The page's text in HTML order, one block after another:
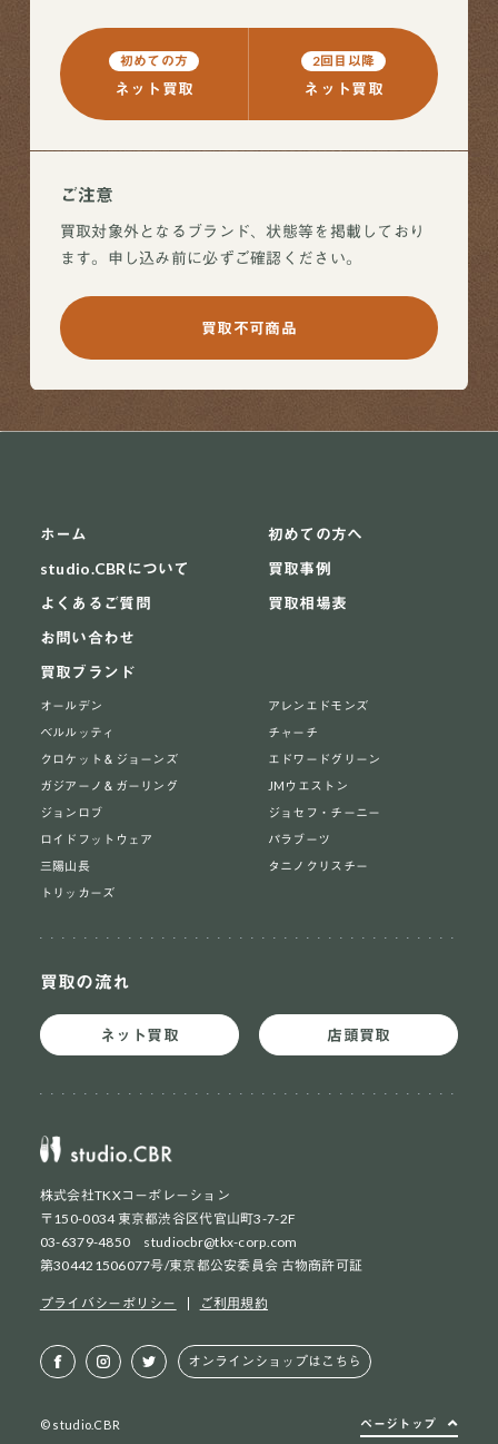
ネット買取 初めての方
初めての方
ネット買取
2回目以降
ネット買取
ご注意
買取対象外となるブランド、状態等を掲載しており
ます。申し込み前に必ずご確認ください。
買取不可商品
ホーム
studio.CBRについて
よくあるご質問
お問い合わせ
初めての方へ
買取事例
買取相場表
買取ブランド
オールデン
アレンエドモンズ
ベルルッティ
チャーチ
クロケット＆ジョーンズ
エドワードグリーン
ガジアーノ＆ガーリング
JMウエストン
ジョンロブ
ジョセフ・チーニー
ロイドフットウェア
パラブーツ
三陽山長
タニノクリスチー
トリッカーズ
株式会社TKXコーポレーション
〒150-0034 東京都渋谷区代官山町3-7-2F
03-6379-4850 studiocbr@tkx-corp.com
第304421506077号/東京都公安委員会 古物商許可証
プライバシーポリシー ご利用規約
オンラインショップはこちら
買取の流れ
ネット買取 店頭買取
© studio.CBR ページトップ